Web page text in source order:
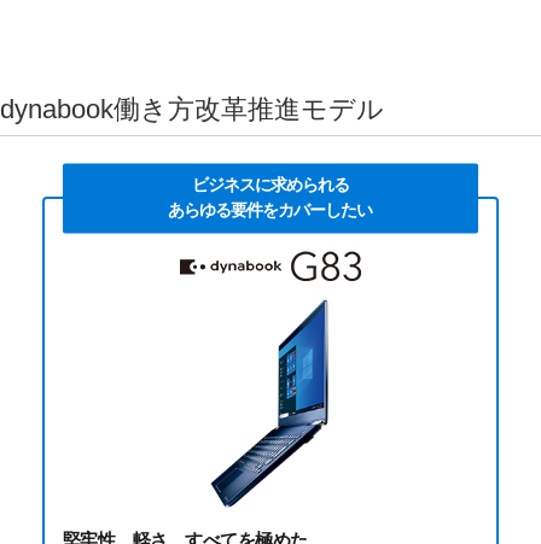
dynabook働き方改革推進モデル
ビジネスに求められる
あらゆる要件をカバーしたい
堅牢性、軽さ…すべてを極めた